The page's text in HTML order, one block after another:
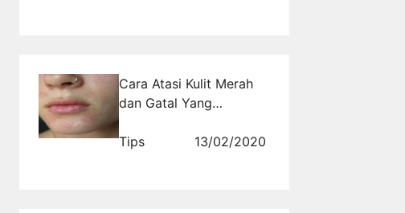
Cara Atasi Kulit Merah
dan Gatal Yang
Tips
13/02/2020